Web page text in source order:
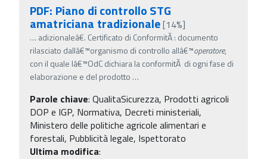
PDF: Piano di controllo STG
amatriciana tradizionale[14%]
… adizionaleâ€. Certificato di ConformitÃ : documento
rilasciato dallâ€™organismo di controllo allâ€™operatore,
con il quale lâ€™OdC dichiara la conformitÃ di ogni fase di
elaborazione e del prodotto …
Parole chiave: QualitaSicurezza, Prodotti agricoli
DOP e IGP, Normativa, Decreti ministeriali,
Ministero delle politiche agricole alimentari e
forestali, Pubblicità legale, Ispettorato
Ultima modifica: